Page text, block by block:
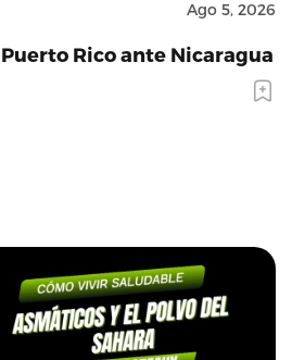
Ago 5, 2026
Rico ante Nicaragua